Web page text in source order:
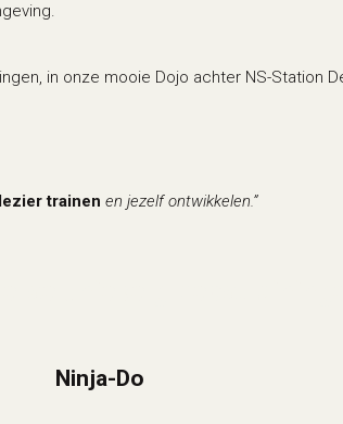
in onze mooie Dojo achter NS-Station
trainen en jezelf ontwikkelen.”
Ninja-Do